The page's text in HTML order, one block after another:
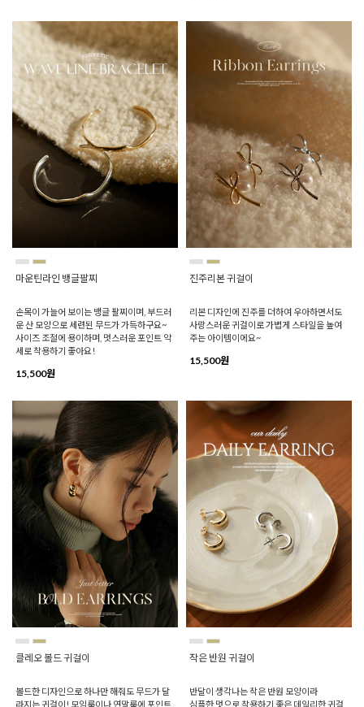
마운틴라인 뱅글팔찌
손목이 가늘어 보이는 뱅글 팔찌이며, 부드러
운 산 모양으로 세련된 무드가 가득하구요~
사이즈 조절에 용이하며, 멋스러운 포인트 악
세로 착용하기 좋아요!
15,500원
진주리본 귀걸이
리본 디자인에 진주를 더하여 우아하면서도
사랑스러운 귀걸이로 가볍게 스타일을 높여
주는 아이템이에요~
15,500원
클레오 볼드 귀걸이
볼드한 디자인으로 하나만 해줘도 무드가 달
라지는 귀걸이! 모임룩이나 연말룩에 포인트
작은 반원 귀걸이
반달이 생각나는 작은 반원 모양이라
심플한 멋으로 착용하기 좋은 데일리한 귀걸